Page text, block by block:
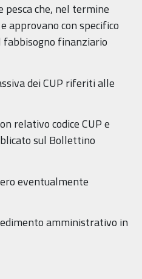
che, nel termine
con specifico
fabbisogno finanziario
dei CUP riferiti alle
relativo codice CUP e
sul Bollettino
eventualmente
amministrativo in